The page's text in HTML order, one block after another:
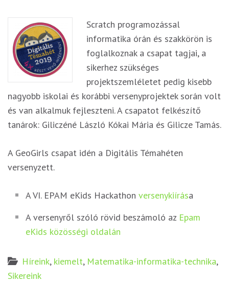
Scratch programozással
informatika órán és szakkörön is
foglalkoznak a csapat tagjai, a
sikerhez szükséges
projektszemléletet pedig kisebb
nagyobb iskolai és korábbi versenyprojektek során volt
és van alkalmuk fejleszteni. A csapatot felkészítő
tanárok: Giliczéné László Kókai Mária és Gilicze Tamás.
A GeoGirls csapat idén a Digitális Témahéten
versenyzett.
A VI. EPAM eKids Hackathon versenykiírása
A versenyről szóló rövid beszámoló az Epam
eKids közösségi oldalán
Híreink, kiemelt, Matematika-informatika-technika,
Sikereink